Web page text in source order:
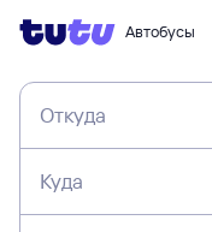
Автобусы
Откуда
Куда